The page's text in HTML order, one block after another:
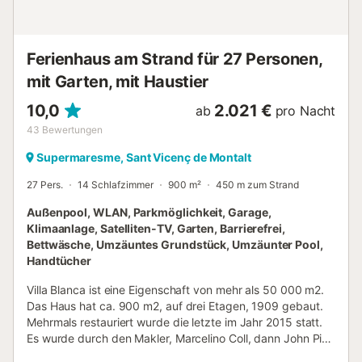
Ferienhaus am Strand für 27 Personen,
mit Garten, mit Haustier
10,0
43 Bewertungen
ab 2.021 € pro Nacht
Supermaresme, Sant Vicenç de Montalt
27 Pers. 14 Schlafzimmer 900 m² 450 m zum Strand
Außenpool, WLAN, Parkmöglichkeit, Garage,
Klimaanlage, Satelliten-TV, Garten, Barrierefrei,
Bettwäsche, Umzäuntes Grundstück, Umzäunter Pool,
Handtücher
Villa Blanca ist eine Eigenschaft von mehr als 50 000 m2.
Das Haus hat ca. 900 m2, auf drei Etagen, 1909 gebaut.
Mehrmals restauriert wurde die letzte im Jahr 2015 statt.
Es wurde durch den Makler, Marcelino Coll, dann John Pich